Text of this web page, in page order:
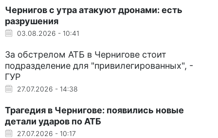
Чернигов с утра атакуют дронами: есть
разрушения
03.08.2026 - 10:41
За обстрелом АТБ в Чернигове стоит
подразделение для "привилегированных", -
ГУР
27.07.2026 - 14:38
Трагедия в Чернигове: появились новые
детали ударов по АТБ
27.07.2026 - 10:17